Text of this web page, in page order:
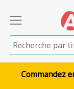
Commandez